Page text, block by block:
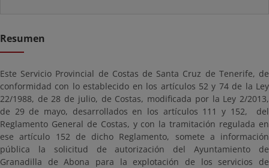
Resumen
Este Servicio Provincial de Costas de Santa Cruz de Tenerife, de
conformidad con lo establecido en los artículos 52 y 74 de la Ley
22/1988, de 28 de julio, de Costas, modificada por la Ley 2/2013,
de 29 de mayo, desarrollados en los artículos 111 y 152, del
Reglamento General de Costas, y con la tramitación regulada en
ese artículo 152 de dicho Reglamento, somete a información
pública la solicitud de autorización del Ayuntamiento de
Granadilla de Abona para la explotación de los servicios de